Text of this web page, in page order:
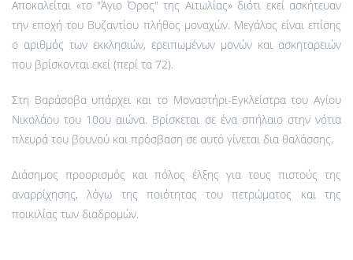
Αποκαλείται «το "Άγιο Όρος" της Αιτωλίας» διότι εκεί ασκήτευαν
την εποχή του Βυζαντίου πλήθος μοναχών. Μεγάλος είναι επίσης
ο αριθμός των εκκλησιών, ερειπωμένων μονών και ασκηταρειών
που βρίσκονται εκεί (περί τα 72).
Στη Βαράσοβα υπάρχει και το Μοναστήρι-Εγκλείστρα του Αγίου
Νικολάου του 10ου αιώνα. Βρίσκεται σε ένα σπήλαιο στην νότια
πλευρά του βουνού και πρόσβαση σε αυτό γίνεται δια θαλάσσης.
Διάσημος προορισμός και πόλος έλξης για τους πιστούς της
αναρρίχησης, λόγω της ποιότητας του πετρώματος και της
ποικιλίας των διαδρομών.